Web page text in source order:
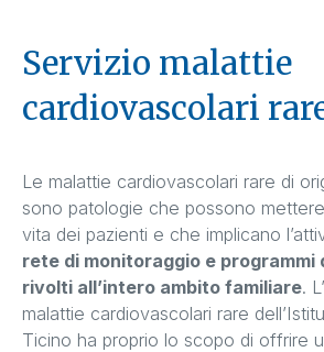
Servizio malattie
cardiovascolari
Le malattie cardiovascolari rare di
sono patologie che possono
vita dei pazienti e che implicano
rete di monitoraggio e programmi
rivolti all’intero ambito familiare.
malattie cardiovascolari rare
Ticino ha proprio lo scopo di offrire